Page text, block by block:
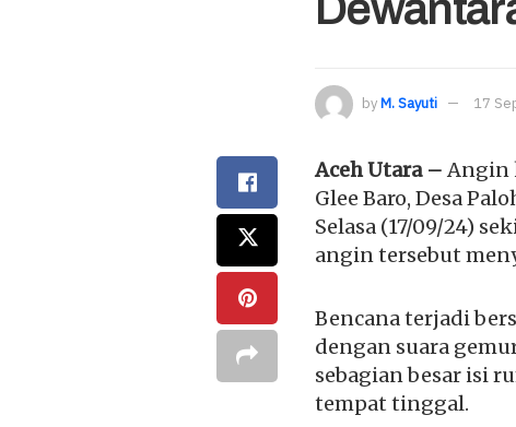
byM. Sayuti 17
Aceh Utara – Angin
Glee Baro, Desa
Selasa (17/09/24)
angin tersebut
Bencana terjadi
dengan suara
sebagian besar isi
tempat tinggal.